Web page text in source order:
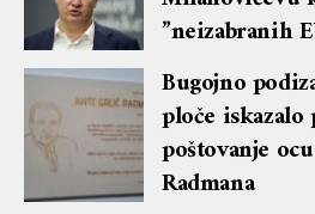
”neizabranih
Bugojno
ploče iskazalo
poštovanje
Radmana